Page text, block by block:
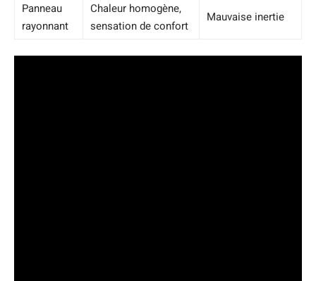
Panneau
rayonnant
Chaleur homogène,
sensation de confort
Mauvaise inertie